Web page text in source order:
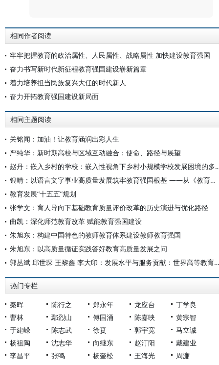
相同作者阅读
牢牢把握教育的政治属性、人民属性、战略属性 加快建设教育强国
奋力书写新时代新征程教育强国建设崭新篇章
着力培养担当民族复兴大任的时代新人
奋力开拓教育强国建设新局面
相同主题阅读
关铭闻：加油！让教育涵润出彩人生
严纯华：新时期高校与区域互动融合：使命、路径与展望
赵丹：嵌入乡村的学校：嵌入性视
银晴：以语言文字事业高质量发展筑牢教育强国根基 ——从《教育发展“十五五”规划》看语言文字工作的时代使命
教育发展“十五五”规划
张学文：育人导向下基础教育质量评价改革的历史演进与优化路径
曲凯：深化师范教育改革 赋能教育强国建设
朱旭东：构建中国特色的教师教育体系建设教师教育强国
朱旭东：以高质量循证实践答好教育高质量发展之问
郭丛斌 邱世琛 王黎鑫 李大印：发展水平与服务贡献：世界高等教育发展指数指标体系研究
热门专栏
秦晖 陈行之 郑永年 龙应台
丁学良
曹林
鄢烈山 傅国涌 陈嘉映
黄宗智
于建嵘
陈志武 徐贲 郭宇宽
马立诚
杨祖陶
沈志华 向继东 赵汀阳
戴建业
李昌平
张鸣 杨奎松 王海光
周濂